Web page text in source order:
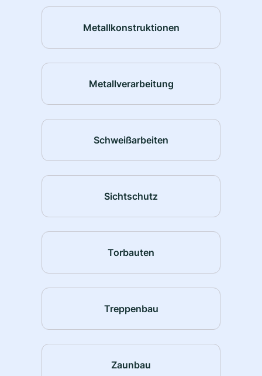
Metallkonstruktionen
Metallverarbeitung
Schweißarbeiten
Sichtschutz
Torbauten
Treppenbau
Zaunbau